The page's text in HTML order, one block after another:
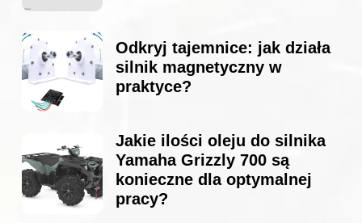
Odkryj tajemnice: jak działa
silnik magnetyczny w
praktyce?
Jakie ilości oleju do silnika
Yamaha Grizzly 700 są
konieczne dla optymalnej
pracy?